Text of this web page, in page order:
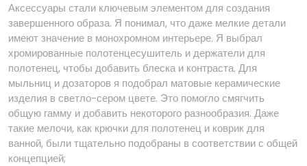
Аксессуары стали ключевым элементом для создания
завершенного образа. Я понимал, что даже мелкие детали
имеют значение в монохромном интерьере. Я выбрал
хромированные полотенцесушитель и держатели для
полотенец, чтобы добавить блеска и контраста. Для
мыльниц и дозаторов я подобрал матовые керамические
изделия в светло-сером цвете. Это помогло смягчить
общую гамму и добавить некоторого разнообразия. Даже
такие мелочи, как крючки для полотенец и коврик для
ванной, были тщательно подобраны в соответствии с общей
концепцией;